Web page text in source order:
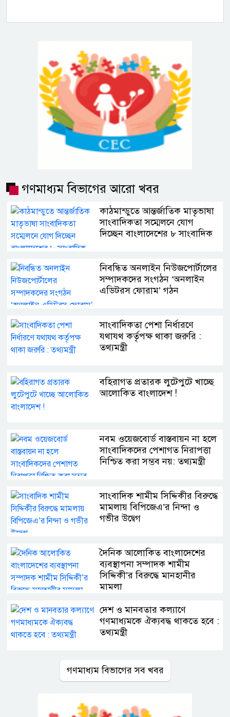
গণমাধ্যম বিভাগের আরো খবর
কাঠমান্ডুতে আন্তর্জাতিক মাতৃভাষা
সাংবাদিকতা সম্মেলনে যোগ
দিচ্ছেন বাংলাদেশের ৮ সাংবাদিক
নিবন্ধিত অনলাইন নিউজপোর্টালের
সম্পাদকদের সংগঠন ‘অনলাইন
এডিটরস ফোরাম’ গঠন
সাংবাদিকতা পেশা নির্ধারণে
যথাযথ কর্তৃপক্ষ থাকা জরুরি :
তথ্যমন্ত্রী
বহিরাগত প্রতারক লুটেপুটে খাচ্ছে
আলোকিত বাংলাদেশ !
নবম ওয়েজবোর্ড বাস্তবায়ন না হলে
সাংবাদিকদের পেশাগত নিরাপত্তা
নিশ্চিত করা সম্ভব নয়: তথ্যমন্ত্রী
সাংবাদিক শামীম সিদ্দিকীর বিরুদ্ধে
মামলায় বিপিজেএ’র নিন্দা ও
গভীর উদ্বেগ
দৈনিক আলোকিত বাংলাদেশের
ব্যবস্থাপনা সম্পাদক শামীম
সিদ্দিকী’র বিরুদ্ধে মানহানীর
মামলা
দেশ ও মানবতার কল্যাণে
গণমাধ্যমকে ঐক্যবদ্ধ থাকতে হবে :
তথ্যমন্ত্রী
গণমাধ্যম বিভাগের সব খবর